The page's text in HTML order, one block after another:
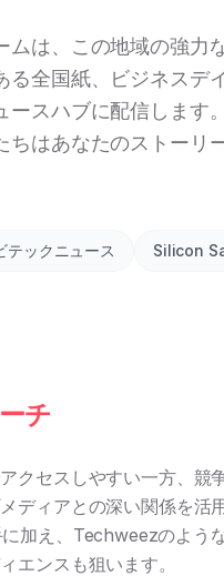
ムは、この地域の強力
る全国紙、ビジネスデ
ースハブに配信しま
ちはあなたのストーリ
テックニュース Silicon
チ
クセスしやすい一方、競
ディアとの深い関係を活用
加え、Techweezのよう
エンスも狙います。